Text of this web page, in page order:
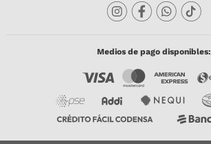
Medios de pago disponibles: